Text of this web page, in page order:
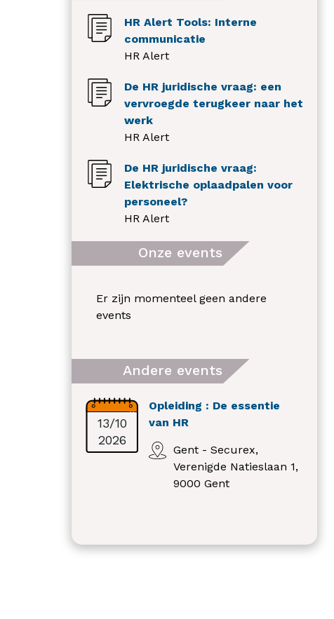
HR Alert Tools: Interne
communicatie
HR Alert
De HR juridische vraag: een
vervroegde terugkeer naar het
werk
HR Alert
De HR juridische vraag:
Elektrische oplaadpalen voor
personeel?
HR Alert
Onze events
Er zijn momenteel geen andere
events
Andere events
13/10
2026
Opleiding : De essentie
van HR
Gent - Securex,
Verenigde Natieslaan 1,
9000 Gent